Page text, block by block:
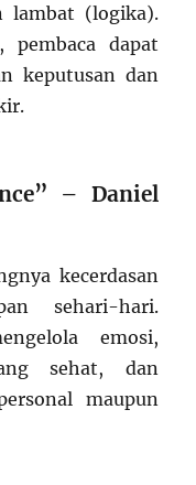
lambat (logika).
pembaca dapat
keputusan dan
– Daniel
kecerdasan
sehari-hari.
emosi,
sehat, dan
maupun